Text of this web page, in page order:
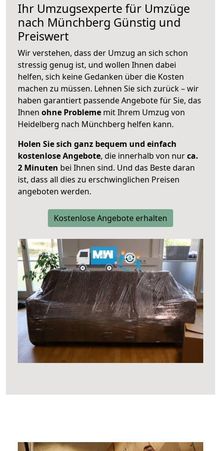
Ihr Umzugsexperte für Umzüge
nach Münchberg Günstig und
Preiswert
Wir verstehen, dass der Umzug an sich schon
stressig genug ist, und wollen Ihnen dabei
helfen, sich keine Gedanken über die Kosten
machen zu müssen. Lehnen Sie sich zurück – wir
haben garantiert passende Angebote für Sie, das
Ihnen ohne Probleme mit Ihrem Umzug von
Heidelberg nach Münchberg helfen kann.
Holen Sie sich ganz bequem und einfach
kostenlose Angebote, die innerhalb von nurca.
2 Minuten bei Ihnen sind. Und das Beste daran
ist, dass all dies zu erschwinglichen Preisen
angeboten werden.
Kostenlose Angebote erhalten